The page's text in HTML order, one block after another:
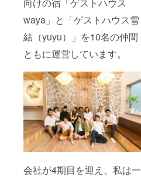
waya」と「ゲストハウス雪
結（yuyu）」を10名の仲間
ともに運営しています。
会社が4期目を迎え、私は一